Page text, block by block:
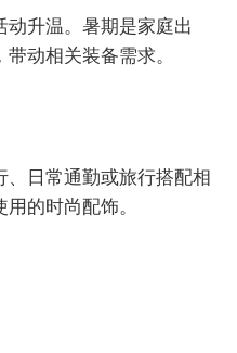
动升温。暑期是家庭出
动相关装备需求。
、日常通勤或旅行搭配相
的时尚配饰。